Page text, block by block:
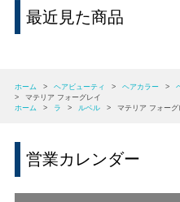
最近見た商品
ホーム > ヘアビューティ > ヘアカラー >
>
マテリア フォーグレイ
ホーム
> ラ > ルベル > マテリア フォーグ
営業カレンダー